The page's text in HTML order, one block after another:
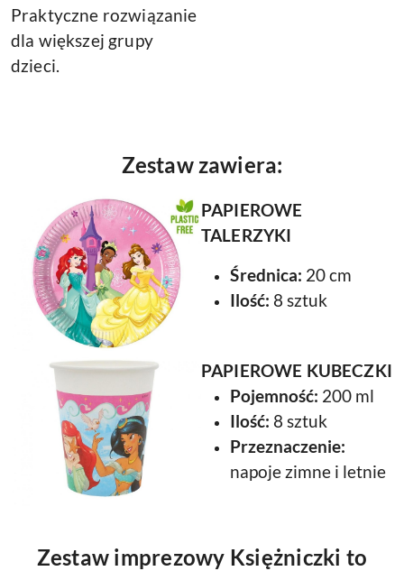
Praktyczne rozwiązanie
dla większej grupy
dzieci.
Zestaw zawiera:
PAPIEROWE
TALERZYKI
Średnica: 20 cm
Ilość: 8 sztuk
PAPIEROWE KUBECZKI
Pojemność: 200 ml
Ilość: 8 sztuk
Przeznaczenie:
napoje zimne i letnie
Zestaw imprezowy Księżniczki to